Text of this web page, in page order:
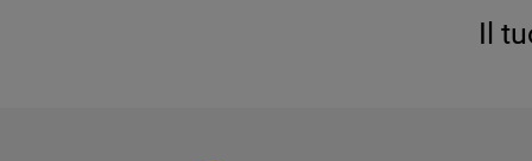
Il